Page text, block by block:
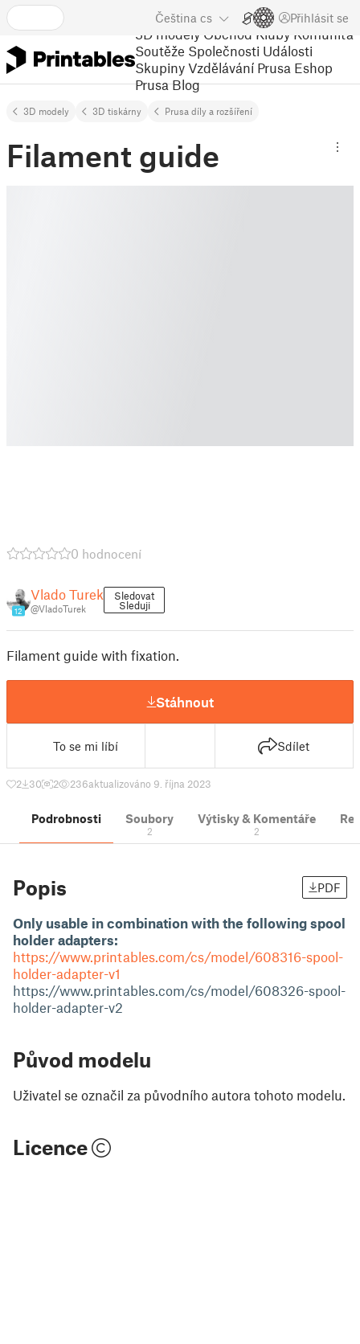
Čeština cs Přihlásit se
3D modely Obchod Kluby Komunita
Soutěže Společnosti Události
Skupiny Vzdělávání Prusa Eshop
Prusa Blog
3D modely 3D tiskárny Prusa díly a rozšíření
Filament guide
0 hodnocení
12
Vlado Turek
@VladoTurek
Sledovat
Sleduji
Filament guide with fixation.
Stáhnout
To se mi líbí Sdílet
2 30 2 236aktualizováno 9. října 2023
Podrobnosti Soubory
2
Výtisky & Komentáře
2
Popis PDF
Only usable in combination with the following spool
holder adapters:
https://www.printables.com/cs/model/608316-spool-
holder-adapter-v1
https://www.printables.com/cs/model/608326-spool-
holder-adapter-v2
Původ modelu
Uživatel se označil za původního autora tohoto modelu.
Licence